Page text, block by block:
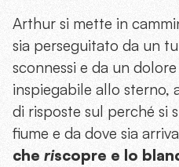
Arthur si mette in
sia perseguitato da un
sconnessi e da un dolore
inspiegabile allo sterno,
di risposte sul perché si
fiume e da dove sia
che riscopre e lo